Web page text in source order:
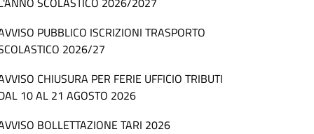
PUBBLICO ISCRIZIONI TRASPORTO
2026/27
CHIUSURA PER FERIE UFFICIO TRIBUTI
10 AL 21 AGOSTO 2026
BOLLETTAZIONE TARI 2026